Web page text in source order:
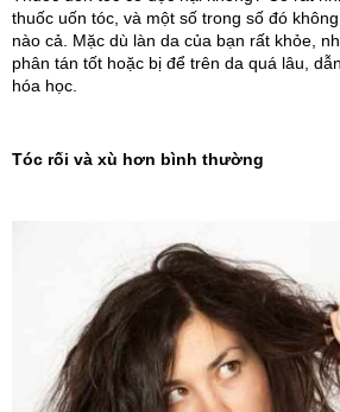
thuốc uốn tóc, và một số trong số đó
nào cả. Mặc dù làn da của bạn rất khỏe,
phân tán tốt hoặc bị để trên da quá lâu,
hóa học.
Tóc rối và xù hơn bình thường